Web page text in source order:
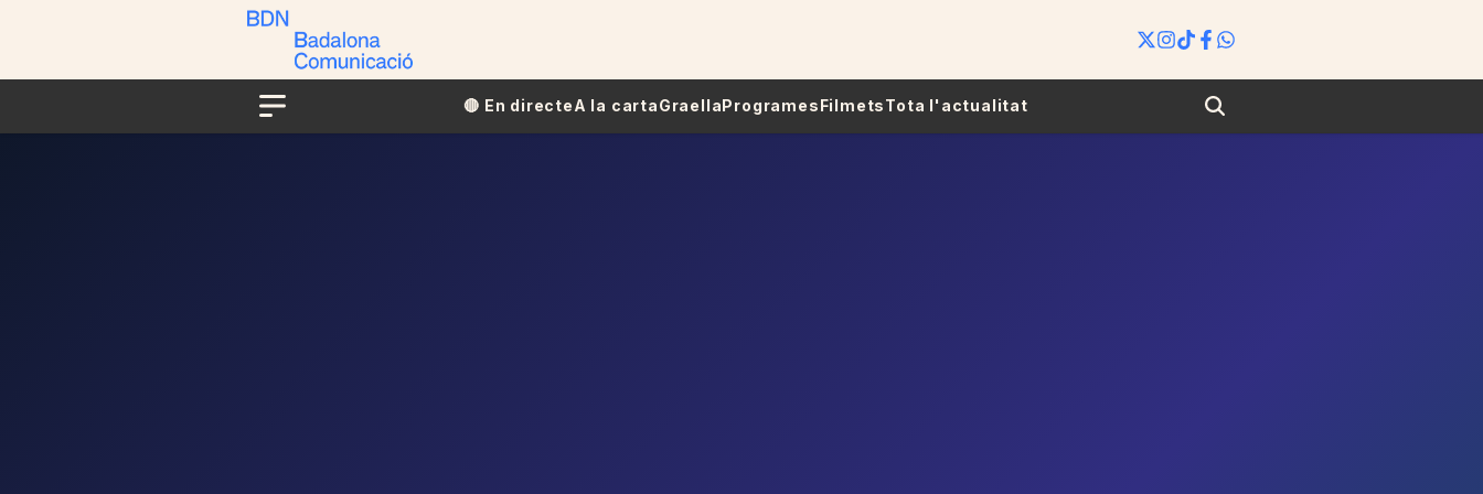
Menu
🔴​​ En directeA la cartaGraellaProgramesFilmetsTota l'actualitat Search